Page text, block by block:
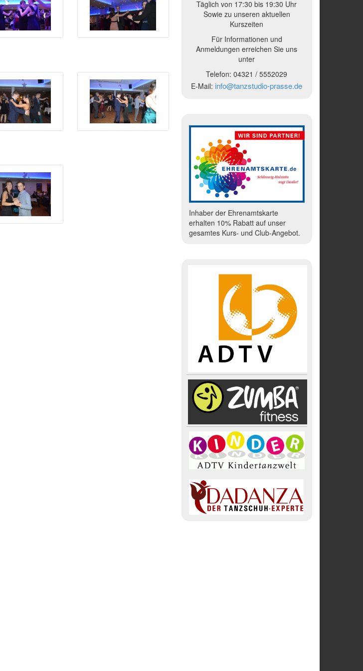
Täglich von 17:30 bis 19:30 Uhr
Sowie zu unseren aktuellen
Kurszeiten
Für Informationen und
Anmeldungen erreichen Sie uns
unter
Telefon:04321 /5552029
E-Mail: info@tanzstudio-prasse.de
Inhaber der Ehrenamtskarte
erhalten 10% Rabatt auf unser
gesamtes Kurs- und Club-Angebot.